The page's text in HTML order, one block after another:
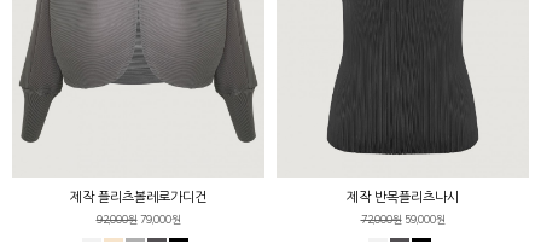
제작 플리츠볼레로가디건
92,000원79,000원
제작 반목플리츠나시
72,000원59,000원